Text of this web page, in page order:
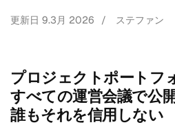
更新日 9.3月 2026 / ステファン
プロジェクトポートフ
すべての運営会議で公
誰もそれを信用しない